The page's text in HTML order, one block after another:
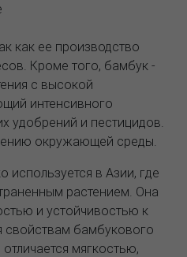
как ее производство
Кроме того, бамбук -
с высокой
интенсивного
удобрений и пестицидов.
окружающей среды.
в Азии, где
растением. Она
и устойчивостью к
свойствам бамбукового
мягкостью,